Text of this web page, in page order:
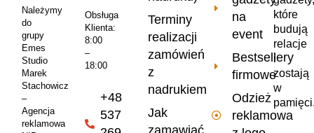
które
budują
relacje
i
zostają
w
na
event
Bestsellery
firmowe
Odzież
reklamowa
Terminy
realizacji
zamówień
z
nadrukiem
Jak
zamawiać
Obsługa
Klienta:
8:00
–
18:00
+48
537
Należymy
do
grupy
Emes
Studio
Marek
Stachowicz
–
Agencja
reklamowa